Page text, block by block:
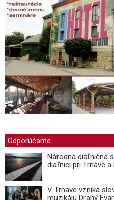
Odporúčame
Národná diaľničná
diaľnici pri Trnave
V Trnave vzniká
muzikálu Drahý